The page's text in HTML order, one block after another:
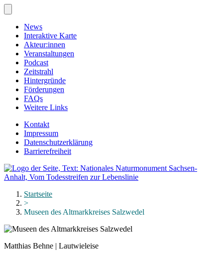
Zum
Hauptinhalt
springenNews
Interaktive Karte
Akteur:innen
Veranstaltungen
Podcast
Zeitstrahl
Hintergründe
Förderungen
FAQs
Weitere Links
Kontakt
Impressum
Datenschutzerklärung
Barrierefreiheit
Menü
schließen
Startseite
>
Museen des Altmarkkreises Salzwedel
Matthias Behne | Lautwieleise